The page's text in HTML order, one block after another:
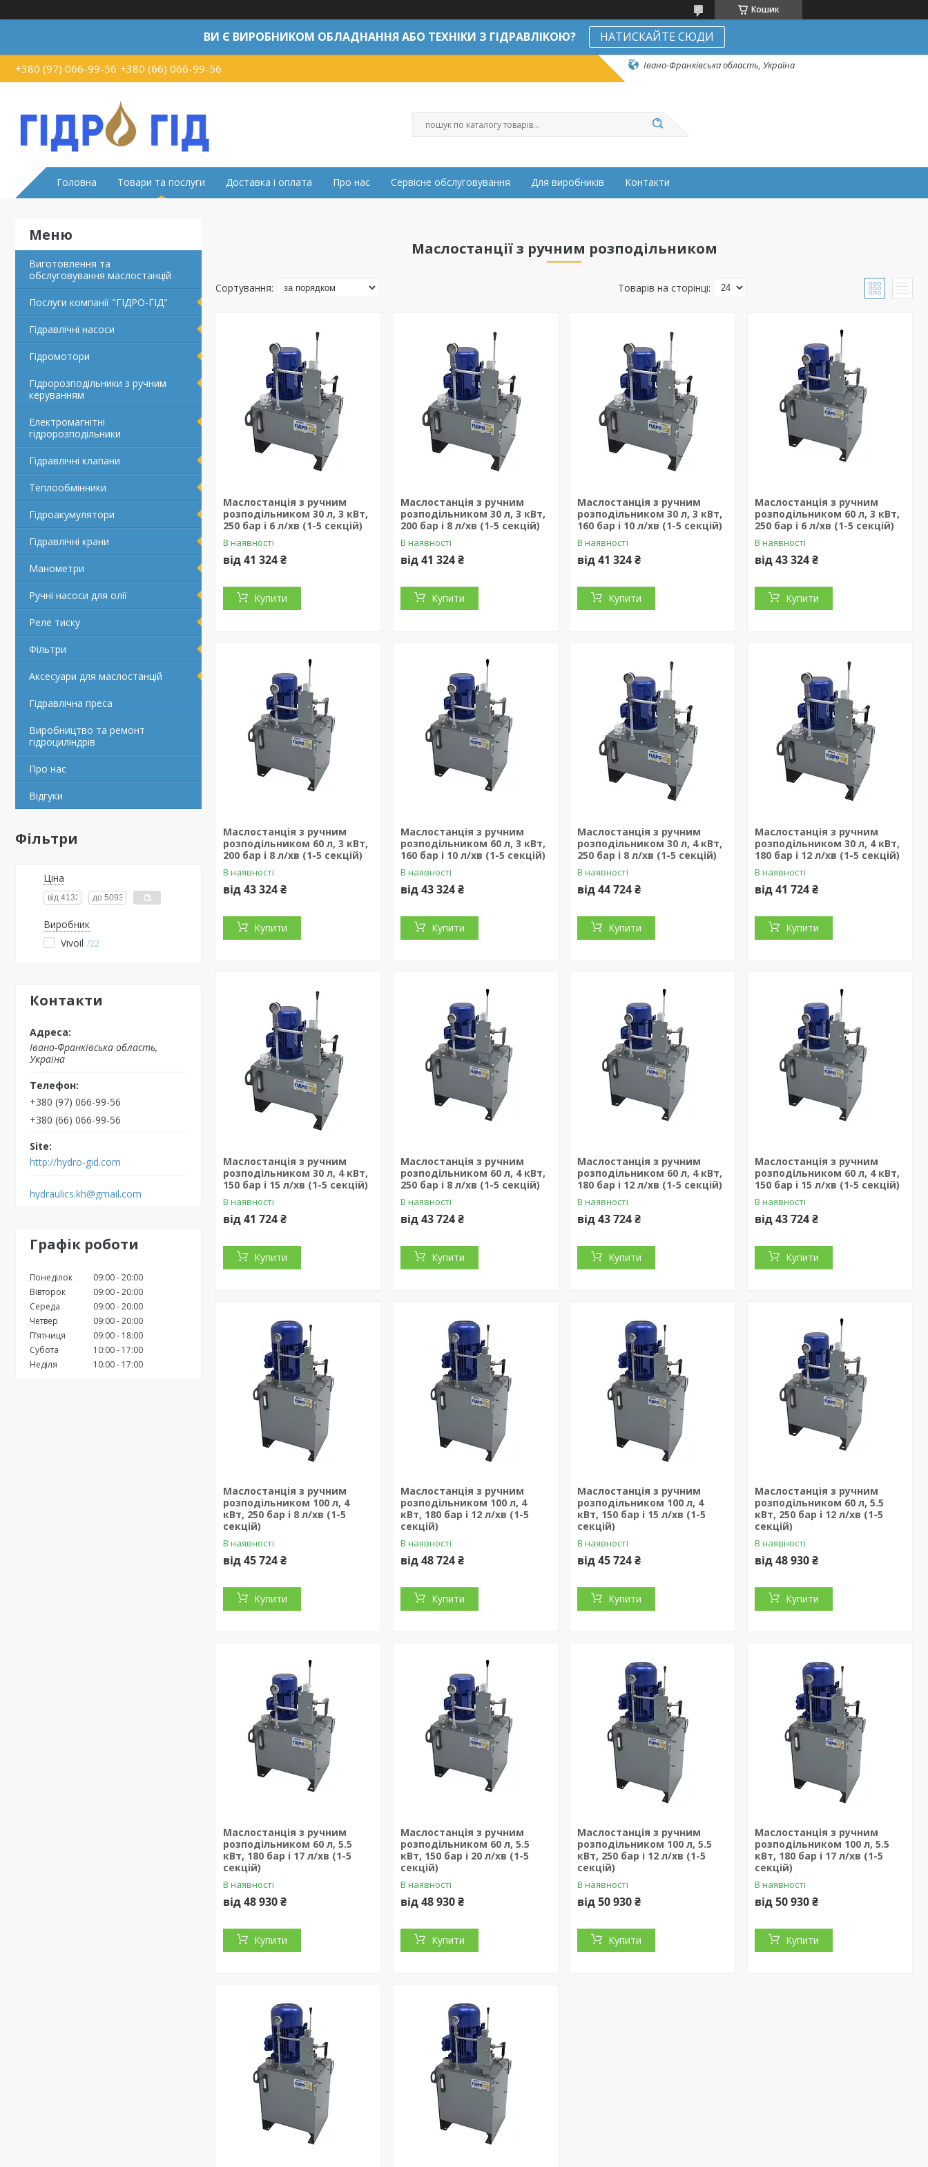
Кошик
ВИ Є ВИРОБНИКОМ ОБЛАДНАННЯ АБО ТЕХНІКИ З ГІДРАВЛІКОЮ? НАТИСКАЙТЕ СЮДИ
+380 (97) 066-99-56 +380 (66) 066-99-56 Івано-Франківська область, Україна
Головна Товари та послуги Доставка і оплата Про нас Сервісне обслуговування Для виробників Контакти
Виготовлення та
обслуговування маслостанцій
Послуги компанії "ГІДРО-ГІД"
Гідравлічні насоси
Гідромотори
Гідророзподільники з ручним
керуванням
Електромагнітні
гідророзподільники
Гідравлічні клапани
Теплообмінники
Гідроакумулятори
Гідравлічні крани
Манометри
Ручні насоси для олії
Реле тиску
Фільтри
Аксесуари для маслостанцій
Гідравлічна преса
Виробництво та ремонт
гідроциліндрів
Про нас
Відгуки
Фільтри
Ціна
Виробник
Vivoil 22
Контакти
Івано-Франківська область,
Україна
+380 (97) 066-99-56
+380 (66) 066-99-56
http://hydro-gid.com
hydraulics.kh@gmail.com
Графік роботи
Понеділок 09:00 20:00
Вівторок
09:00 20:00
Середа
09:00 20:00
Четвер
09:00 20:00
Пʼятниця
09:00
18:00
Субота
10:00
17:00
Неділя
10:00 17:00
Маслостанції з ручним розподільником
Маслостанція з ручним
розподільником 30 л, 3 кВт,
250 бар і 6 л/хв (1-5 секцій)
В наявності
від 41 324 ₴
Купити
Маслостанція з ручним
розподільником 30 л, 3 кВт,
200 бар і 8 л/хв (1-5 секцій)
В наявності
від 41 324 ₴
Купити
Маслостанція з ручним
розподільником 30 л, 3 кВт,
160 бар і 10 л/хв (1-5 секцій)
В наявності
від 41 324 ₴
Купити
Маслостанція з ручним
розподільником 60 л, 3 кВт,
250 бар і 6 л/хв (1-5 секцій)
В наявності
від 43 324 ₴
Купити
Маслостанція з ручним
розподільником 60 л, 3 кВт,
200 бар і 8 л/хв (1-5 секцій)
В наявності
від 43 324 ₴
Купити
Маслостанція з ручним
розподільником 60 л, 3 кВт,
160 бар і 10 л/хв (1-5 секцій)
В наявності
від 43 324 ₴
Купити
Маслостанція з ручним
розподільником 30 л, 4 кВт,
250 бар і 8 л/хв (1-5 секцій)
В наявності
від 44 724 ₴
Купити
Маслостанція з ручним
розподільником 30 л, 4 кВт,
180 бар і 12 л/хв (1-5 секцій)
В наявності
від 41 724 ₴
Купити
Маслостанція з ручним
розподільником 30 л, 4 кВт,
150 бар і 15 л/хв (1-5 секцій)
В наявності
від 41 724 ₴
Купити
Маслостанція з ручним
розподільником 60 л, 4 кВт,
250 бар і 8 л/хв (1-5 секцій)
В наявності
від 43 724 ₴
Купити
Маслостанція з ручним
розподільником 60 л, 4 кВт,
180 бар і 12 л/хв (1-5 секцій)
В наявності
від 43 724 ₴
Купити
Маслостанція з ручним
розподільником 60 л, 4 кВт,
150 бар і 15 л/хв (1-5 секцій)
В наявності
від 43 724 ₴
Купити
Маслостанція з ручним
розподільником 100 л, 4
кВт, 250 бар і 8 л/хв (1-5
секцій)
В наявності
від 45 724 ₴
Купити
Маслостанція з ручним
розподільником 100 л, 4
кВт, 180 бар і 12 л/хв (1-5
секцій)
В наявності
від 48 724 ₴
Купити
Маслостанція з ручним
розподільником 100 л, 4
кВт, 150 бар і 15 л/хв (1-5
секцій)
В наявності
від 45 724 ₴
Купити
Маслостанція з ручним
розподільником 60 л, 5.5
кВт, 250 бар і 12 л/хв (1-5
секцій)
В наявності
від 48 930 ₴
Купити
Маслостанція з ручним
розподільником 60 л, 5.5
кВт, 180 бар і 17 л/хв (1-5
секцій)
В наявності
від 48 930 ₴
Купити
Маслостанція з ручним
розподільником 60 л, 5.5
кВт, 150 бар і 20 л/хв (1-5
секцій)
В наявності
від 48 930 ₴
Купити
Маслостанція з ручним
розподільником 100 л, 5.5
кВт, 250 бар і 12 л/хв (1-5
секцій)
В наявності
від 50 930 ₴
Купити
Маслостанція з ручним
розподільником 100 л, 5.5
кВт, 180 бар і 17 л/хв (1-5
секцій)
В наявності
від 50 930 ₴
Купити